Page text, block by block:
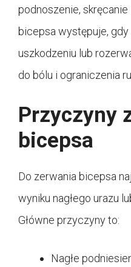
podnoszenie,
bicepsa występuje, gdy
uszkodzeniu lub
do bólu i ograniczenia
Przyczyny
bicepsa
Do zerwania bicepsa
wyniku nagłego urazu
Główne przyczyny to:
Nagłe